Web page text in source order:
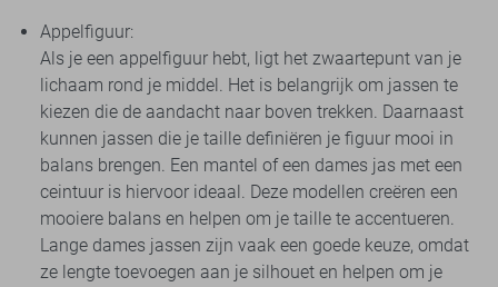
Appelfiguur:
Als je een appelfiguur hebt, ligt het zwaartepunt van je
lichaam rond je middel. Het is belangrijk om jassen te
kiezen die de aandacht naar boven trekken. Daarnaast
kunnen jassen die je taille definiëren je figuur mooi in
balans brengen. Een mantel of een dames jas met een
ceintuur is hiervoor ideaal. Deze modellen creëren een
mooiere balans en helpen om je taille te accentueren.
Lange dames jassen zijn vaak een goede keuze, omdat
ze lengte toevoegen aan je silhouet en helpen om je